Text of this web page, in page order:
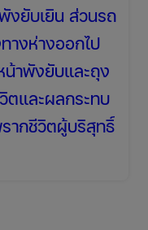
งยับเยิน ส่วนรถ
างห่างออกไป
าพังยับและถุง
ตและผลกระทบ
ากชีวิตผู้บริสุทธิ์